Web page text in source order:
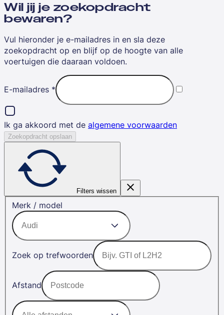
Wil jij je zoekopdracht
bewaren?
Vul hieronder je e-mailadres in en sla deze
zoekopdracht op en blijf op de hoogte van alle
voertuigen die daaraan voldoen.
E-mailadres *
Ik ga akkoord met de algemene voorwaarden
Zoekopdracht opslaan
Filters wissen
Merk / model
Zoek op trefwoorden
Afstand